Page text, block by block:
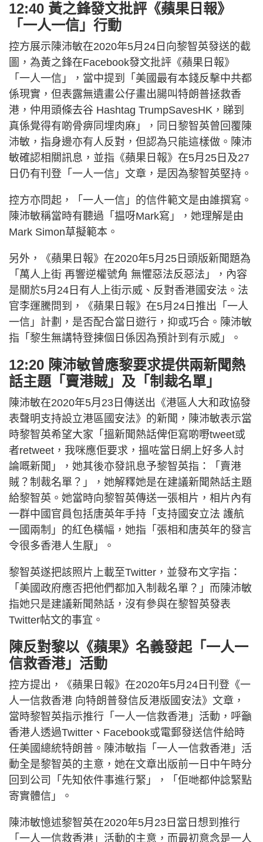
12:40 黃之鋒發文批評《蘋果日報》
「一人一信」行動
控方展示陳沛敏在2020年5月24日向黎智英發送的截
圖，為黃之鋒在Facebook發文批評《蘋果日報》
「一人一信」，當中提到「美國最有本錢反擊中共都
係現實，但表露無遺畫公仔畫出腸叫特朗普拯救香
港，仲用頭條去谷 Hashtag TrumpSavesHK，睇到
真係覺得有啲骨痹同埋肉麻」，同日黎智英曾回覆陳
沛敏，指身邊亦有人反對，但認為只能這樣做。陳沛
敏確認相關訊息，並指《蘋果日報》在5月25日及27
日仍有刊登「一人一信」文章，是因為黎智英堅持。
控方亦問起，「一人一信」的信件範文是由誰撰寫。
陳沛敏稱當時有聽過「揾呀Mark寫」，她理解是由
Mark Simon草擬範本。
另外，《蘋果日報》在2020年5月25日頭版新聞題為
「萬人上街 再響逆權號角 無懼惡法反惡法」，內容
是關於5月24日有人上街示威、反對香港國安法。法
官李運騰問到，《蘋果日報》在5月24日推出「一人
一信」計劃，是否配合當日遊行，抑或巧合。陳沛敏
指「黎生無講特登揀個日係因為預計到有示威」。
12:20 陳沛敏曾應黎要求提供兩新聞熱
話主題「賣港賊」及「制裁名單」
陳沛敏在2020年5月23日傳送出《港區人大和政協發
表聲明支持設立港區國安法》的新聞，陳沛敏表示當
時黎智英希望大家「搵新聞熱話俾佢寫啲嘢tweet或
者retweet，我咪應佢要求，搵咗當日網上好多人討
論嘅新聞」，她其後亦發訊息予黎智英指：「賣港
賊？制裁名單？」，她解釋她是在建議新聞熱話主題
給黎智英。她當時向黎智英傳送一張相片，相片內有
一群中國官員包括唐英年手持「支持國安立法 護航
一國兩制」的紅色橫幅，她指「張相和唐英年的發言
令很多香港人生厭」。
黎智英遂把該照片上載至Twitter，並發布文字指：
「美國政府應否把他們都加入制裁名單？」而陳沛敏
指她只是建議新聞熱話，沒有參與在黎智英發表
Twitter帖文的事宜。
陳反對黎以《蘋果》名義發起「一人一
信救香港」活動
控方提出，《蘋果日報》在2020年5月24日刊登《一
人一信救香港 向特朗普發信反港版國安法》文章，
當時黎智英指示推行「一人一信救香港」活動，呼籲
香港人透過Twitter、Facebook或電郵發送信件給時
任美國總統特朗普。陳沛敏指「一人一信救香港」活
動全是黎智英的主意，她在文章出版前一日中午時分
回到公司「先知依件事進行緊」，「佢哋都仲諗緊點
寄實體信」。
陳沛敏憶述黎智英在2020年5月23日當日想到推行
「一人一信救香港」活動的主意，而最初意念是一人